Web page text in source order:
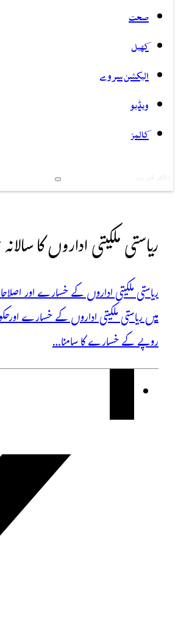
صحت
کھیل
الیکشن سروے
ویڈیو
کالمز
Search
ریاستی ملکیتی اداروں کا
ریاستی ملکیتی اداروں کے خسارے اور
میں ریاستی ملکیتی اداروں کے خسارے اور
روپے کے خسارے کا سامنا…